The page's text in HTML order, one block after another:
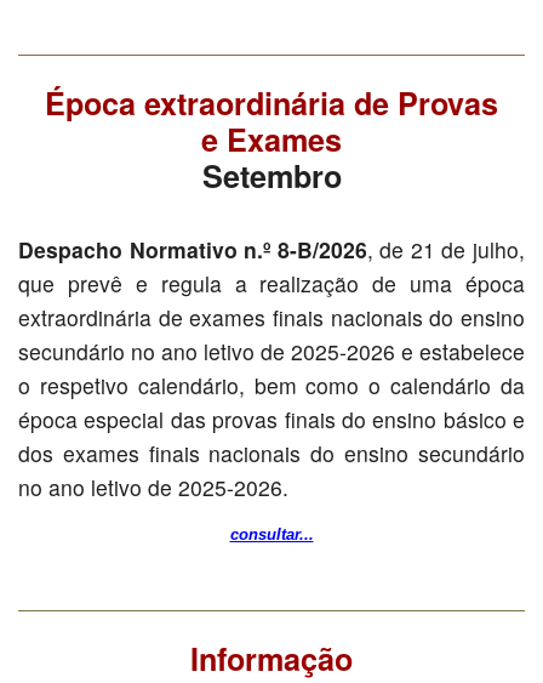
Época extraordinária de Provas
e Exames
Setembro
Despacho Normativo n.º 8-B/2026, de 21 de julho,
que prevê e regula a realização de uma época
extraordinária de exames finais nacionais do ensino
secundário no ano letivo de 2025-2026 e estabelece
o respetivo calendário, bem como o calendário da
época especial das provas finais do ensino básico e
dos exames finais nacionais do ensino secundário
no ano letivo de 2025-2026.
consultar...
Informação